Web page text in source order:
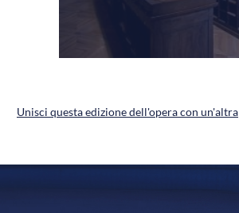
Unisci questa edizione dell'opera con un'altra